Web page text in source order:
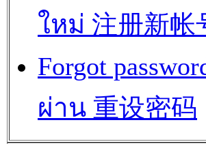
ใหม่ 注册新帐
Forgot
ผ่าน 重设密码